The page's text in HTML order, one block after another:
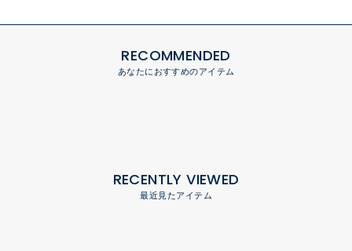
RECOMMENDED
あなたにおすすめのアイテム
RECENTLY VIEWED
最近見たアイテム